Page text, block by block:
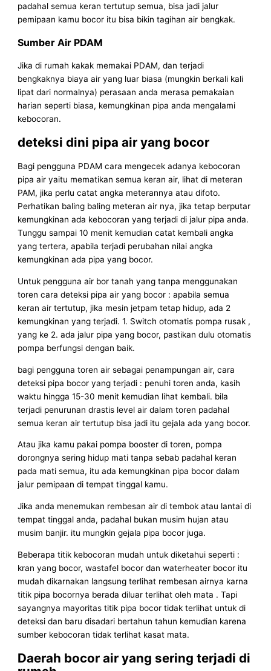
padahal semua keran tertutup semua, bisa jadi jalur
pemipaan kamu bocor itu bisa bikin tagihan air bengkak.
Sumber Air PDAM
Jika di rumah kakak memakai PDAM, dan terjadi
bengkaknya biaya air yang luar biasa (mungkin berkali kali
lipat dari normalnya) perasaan anda merasa pemakaian
harian seperti biasa, kemungkinan pipa anda mengalami
kebocoran.
deteksi dini pipa air yang bocor
Bagi pengguna PDAM cara mengecek adanya kebocoran
pipa air yaitu mematikan semua keran air, lihat di meteran
PAM, jika perlu catat angka meterannya atau difoto.
Perhatikan baling baling meteran air nya, jika tetap berputar
kemungkinan ada kebocoran yang terjadi di jalur pipa anda.
Tunggu sampai 10 menit kemudian catat kembali angka
yang tertera, apabila terjadi perubahan nilai angka
kemungkinan ada pipa yang bocor.
Untuk pengguna air bor tanah yang tanpa menggunakan
toren cara deteksi pipa air yang bocor : apabila semua
keran air tertutup, jika mesin jetpam tetap hidup, ada 2
kemungkinan yang terjadi. 1. Switch otomatis pompa rusak ,
yang ke 2. ada jalur pipa yang bocor, pastikan dulu otomatis
pompa berfungsi dengan baik.
bagi pengguna toren air sebagai penampungan air, cara
deteksi pipa bocor yang terjadi : penuhi toren anda, kasih
waktu hingga 15-30 menit kemudian lihat kembali. bila
terjadi penurunan drastis level air dalam toren padahal
semua keran air tertutup bisa jadi itu gejala ada yang bocor.
Atau jika kamu pakai pompa booster di toren, pompa
dorongnya sering hidup mati tanpa sebab padahal keran
pada mati semua, itu ada kemungkinan pipa bocor dalam
jalur pemipaan di tempat tinggal kamu.
Jika anda menemukan rembesan air di tembok atau lantai di
tempat tinggal anda, padahal bukan musim hujan atau
musim banjir. itu mungkin gejala pipa bocor juga.
Beberapa titik kebocoran mudah untuk diketahui seperti :
kran yang bocor, wastafel bocor dan waterheater bocor itu
mudah dikarnakan langsung terlihat rembesan airnya karna
titik pipa bocornya berada diluar terlihat oleh mata . Tapi
sayangnya mayoritas titik pipa bocor tidak terlihat untuk di
deteksi dan baru disadari bertahun tahun kemudian karena
sumber kebocoran tidak terlihat kasat mata.
Daerah bocor air yang sering terjadi di